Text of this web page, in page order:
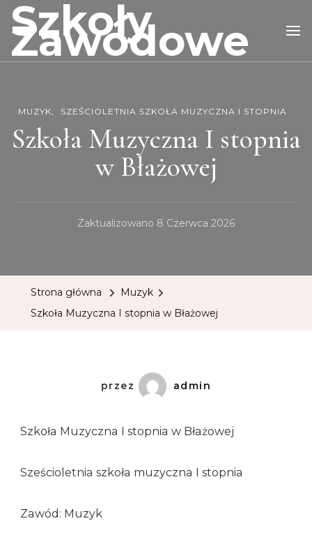
Szkoły
Zawodowe
MUZYK SZEŚCIOLETNIA SZKOŁA MUZYCZNA I STOPNIA
Szkoła Muzyczna I stopnia
w Błażowej
Zaktualizowano 8 Czerwca 2026
Strona główna
Muzyk
Szkoła Muzyczna I stopnia w Błażowej
przez admin
Szkoła Muzyczna I stopnia w Błażowej
Sześcioletnia szkoła muzyczna I stopnia
Zawód: Muzyk